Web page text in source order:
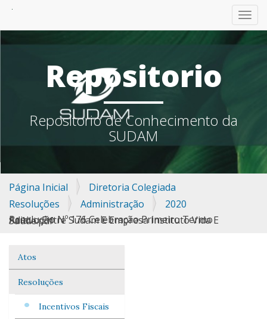
Repositorio
Repositorio de Conhecimento da
SUDAM
Página Inicial
Diretoria Colegiada
Resoluções
Administração
2020
Resolução Nº 176 Celebração Primeiro Termo Aditivo Entre Sudam E Empresa Instituto Vida E Saúde.pdf
Navegação
Atos
Resoluções
Incentivos Fiscais